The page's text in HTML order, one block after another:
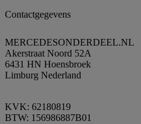
Contactgegevens
MERCEDESONDERDEEL.NL
Akerstraat Noord 52A
6431 HN Hoensbroek
Limburg Nederland
KVK: 62180819
BTW: 156986887B01